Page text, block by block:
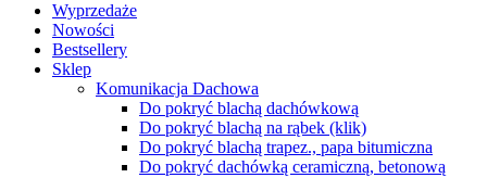
Wyprzedaże
Nowości
Bestsellery
Sklep
Komunikacja Dachowa
Do pokryć blachą dachówkową
Do pokryć blachą na rąbek (klik)
Do pokryć blachą trapez., papa bitumiczna
Do pokryć dachówką ceramiczną, betonową